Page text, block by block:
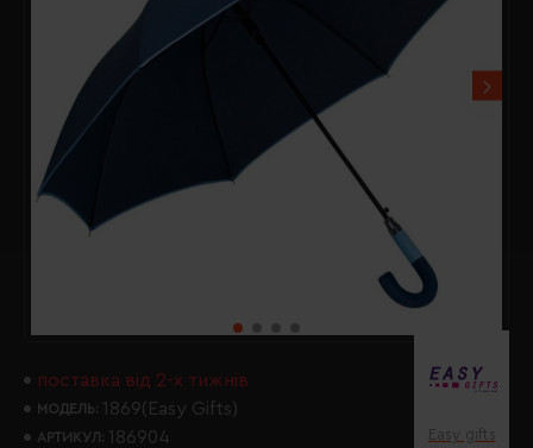
поставка від 2-х тижнів
МОДЕЛЬ: 1869(Easy Gifts)
АРТИКУЛ: 186904 Easy gifts